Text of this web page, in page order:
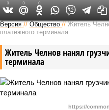
Версия в
Версия //Общество //Житель
платежного терминала
Житель Челнов нанял
терминала
https://
0 0 0